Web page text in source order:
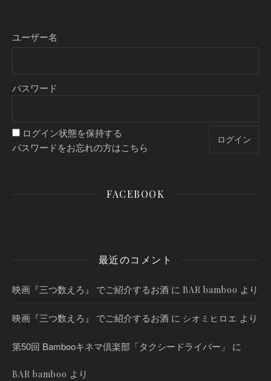
ユーザー名
パスワード
ログイン状態を保持する
パスワードをお忘れの方はこちら
FACEBOOK
最近のコメント
映画『三つ数えろ』 でご紹介するお酒 に BAR bamboo より
映画『三つ数えろ』 でご紹介するお酒 に シオミヒロエ より
第50回 Bambooキネマ倶楽部「タクシードライバー」 に
BAR bamboo より